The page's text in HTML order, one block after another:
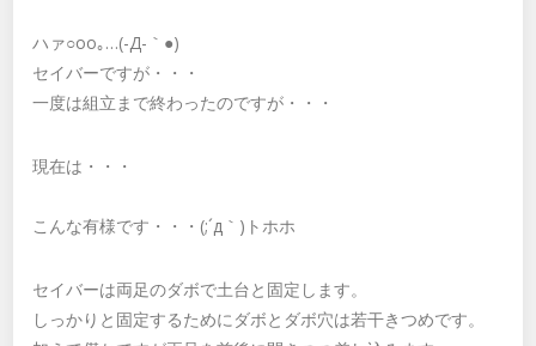
ハァ○oо｡…(-Д-｀●)
セイバーですが・・・
一度は組立まで終わったのですが・・・
現在は・・・
こんな有様です・・・(;´д｀)トホホ
セイバーは両足のダボで土台と固定します。
しっかりと固定するためにダボとダボ穴は若干きつめです。